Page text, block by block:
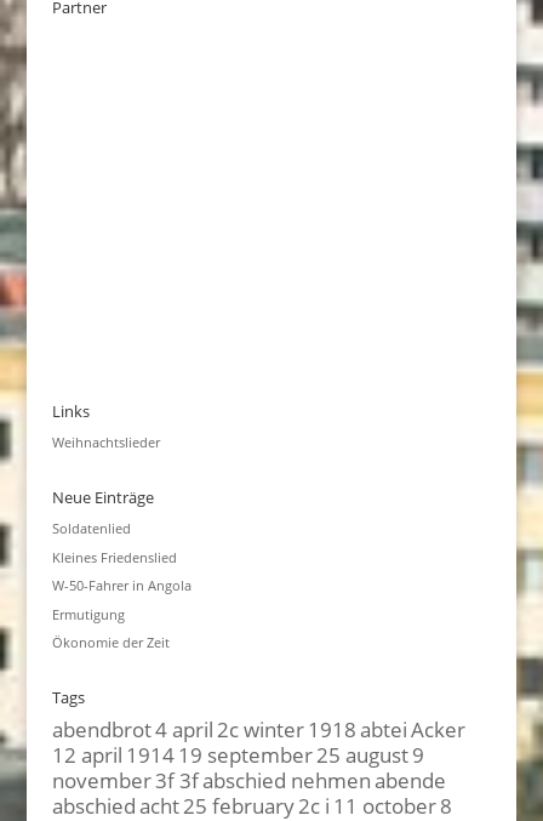
Partner
Links
Weihnachtslieder
Neue Einträge
Soldatenlied
Kleines Friedenslied
W-50-Fahrer in Angola
Ermutigung
Ökonomie der Zeit
Tags
abendbrot4 april2c winter1918abteiAcker
12 april 191419 september25 august9
november3f 3fabschied nehmenabende
abschiedacht25 february2c i 11 october8